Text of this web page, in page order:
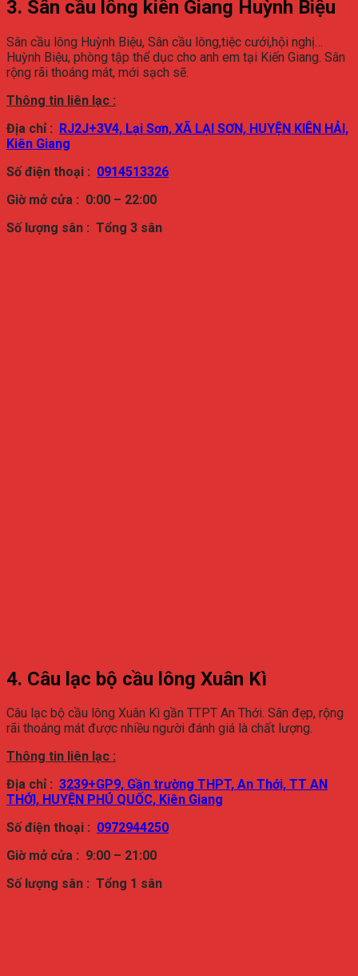
3. Sân cầu lông kiên Giang Huỳnh Biệu
Sân cầu lông Huỳnh Biệu, Sân cầu lông,tiệc cưới,hội nghị…
Huỳnh Biệu, phòng tập thể dục cho anh em tại Kiến Giang. Sân
rộng rãi thoáng mát, mới sạch sẽ.
Thông tin liên lạc :
Địa chỉ : RJ2J+3V4, Lại Sơn, XÃ LẠI SƠN, HUYỆN KIÊN HẢI,
Kiên Giang
Số điện thoại : 0914513326
Giờ mở cửa : 0:00 – 22:00
Số lượng sân : Tổng 3 sân
4. Câu lạc bộ cầu lông Xuân Kì
Câu lạc bộ cầu lông Xuân Kì gần TTPT An Thới. Sân đẹp, rộng
rãi thoáng mát được nhiều người đánh giá là chất lượng.
Thông tin liên lạc :
Địa chỉ : 3239+GP9, Gần trường THPT, An Thới, TT AN
THỚI, HUYỆN PHÚ QUỐC, Kiên Giang
Số điện thoại : 0972944250
Giờ mở cửa : 9:00 – 21:00
Số lượng sân : Tổng 1 sân